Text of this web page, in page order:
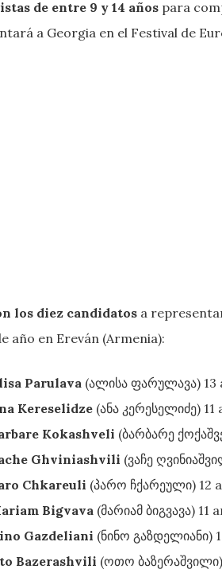
de entre 9 y 14 años para
a Georgia en el Festival de
los diez candidatos a
año en Ereván (Armenia):
Parulava (ალისა ფარულავა) 13
Kereselidze (ანა კერესელიძე) 11
Kokashveli (ბარბარე
Ghviniashvili (ვაჩე
Chkareuli (პარო ჩქარეული) 12
Bigvava (მარიამ ბიგვავა) 11
Gazdeliani (ნინო გაზდელიანი)
Bazerashvili (ოთო